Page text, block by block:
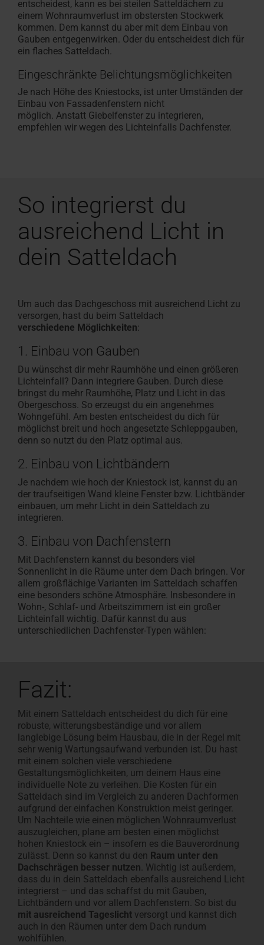
entscheidest, kann es bei steilen Satteldächern zu
einem Wohnraumverlust im obstersten Stockwerk
kommen. Dem kannst du aber mit dem Einbau von
Gauben entgegenwirken. Oder du entscheidest dich für
ein flaches Satteldach.
Eingeschränkte Belichtungsmöglichkeiten
Je nach Höhe des Kniestocks, ist unter Umständen der
Einbau von Fassadenfenstern nicht
möglich. Anstatt Giebelfenster zu integrieren,
empfehlen wir wegen des Lichteinfalls Dachfenster.
So integrierst du
ausreichend Licht in
dein Satteldach
Um auch das Dachgeschoss mit ausreichend Licht zu
versorgen, hast du beim Satteldach
verschiedene Möglichkeiten:
1. Einbau von Gauben
Du wünschst dir mehr Raumhöhe und einen größeren
Lichteinfall? Dann integriere Gauben. Durch diese
bringst du mehr Raumhöhe, Platz und Licht in das
Obergeschoss. So erzeugst du ein angenehmes
Wohngefühl. Am besten entscheidest du dich für
möglichst breit und hoch angesetzte Schleppgauben,
denn so nutzt du den Platz optimal aus.
2. Einbau von Lichtbändern
Je nachdem wie hoch der Kniestock ist, kannst du an
der traufseitigen Wand kleine Fenster bzw. Lichtbänder
einbauen, um mehr Licht in dein Satteldach zu
integrieren.
3. Einbau von Dachfenstern
Mit Dachfenstern kannst du besonders viel
Sonnenlicht in die Räume unter dem Dach bringen. Vor
allem großflächige Varianten im Satteldach schaffen
eine besonders schöne Atmosphäre. Insbesondere in
Wohn-, Schlaf- und Arbeitszimmern ist ein großer
Lichteinfall wichtig. Dafür kannst du aus
unterschiedlichen Dachfenster-Typen wählen:
Fazit:
Mit einem Satteldach entscheidest du dich für eine
robuste, witterungsbeständige und vor allem
langlebige Lösung beim Hausbau, die in der Regel mit
sehr wenig Wartungsaufwand verbunden ist. Du hast
mit einem solchen viele verschiedene
Gestaltungsmöglichkeiten, um deinem Haus eine
individuelle Note zu verleihen. Die Kosten für ein
Satteldach sind im Vergleich zu anderen Dachformen
aufgrund der einfachen Konstruktion meist geringer.
Um Nachteile wie einen möglichen Wohnraumverlust
auszugleichen, plane am besten einen möglichst
hohen Kniestock ein – insofern es die Bauverordnung
zulässt. Denn so kannst du den Raum unter den
Dachschrägen besser nutzen. Wichtig ist außerdem,
dass du in dein Satteldach ebenfalls ausreichend Licht
integrierst – und das schaffst du mit Gauben,
Lichtbändern und vor allem Dachfenstern. So bist du
mit ausreichend Tageslicht versorgt und kannst dich
auch in den Räumen unter dem Dach rundum
wohlfühlen.